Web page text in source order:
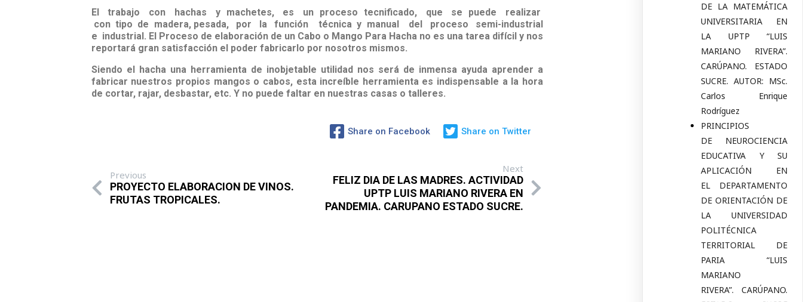
El trabajo con hachas y machetes, es un proceso tecnificado, que se puede realizar
con tipo de madera, pesada, por lafunción técnicay manual del proceso semi-industrial
e industrial. El Proceso de elaboración de un Cabo o Mango Para Hacha no es una tarea difícil y nos
reportará gran satisfacción el poder fabricarlo por nosotros mismos.
Siendo el hacha una herramienta de inobjetable utilidad nos será de inmensa ayuda aprender a
fabricar nuestros propios mangos o cabos, esta increíble herramienta es indispensable a la hora
de cortar, rajar, desbastar, etc. Y no puede faltar en nuestras casas o talleres.
Share on Facebook Share on Twitter
Previous
PROYECTO ELABORACION DE VINOS.
FRUTAS TROPICALES.
Next
FELIZ DIA DE LAS MADRES. ACTIVIDAD
UPTP LUIS MARIANO RIVERA EN
PANDEMIA. CARUPANO ESTADO SUCRE.
DE LA MATEMÁTICA
UNIVERSITARIA EN
LA UPTP “LUIS
MARIANO RIVERA”.
CARÚPANO. ESTADO
SUCRE. AUTOR: MSc.
Carlos Enrique
Rodríguez
PRINCIPIOS
DE NEUROCIENCIA
EDUCATIVA Y SU
APLICACIÓN EN
EL DEPARTAMENTO
DE ORIENTACIÓN DE
LA UNIVERSIDAD
POLITÉCNICA
TERRITORIAL DE
PARIA “LUIS
MARIANO
RIVERA”. CARÚPANO.